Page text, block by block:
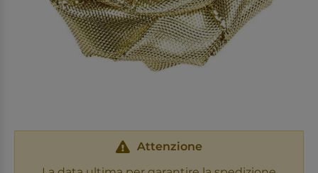
Attenzione